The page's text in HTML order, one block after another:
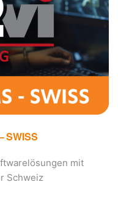
SWISS
mit
Schweiz